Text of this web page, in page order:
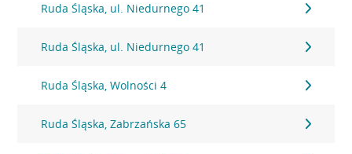
Ruda Śląska, ul. Niedurnego 41
Ruda Śląska, ul. Niedurnego 41
Ruda Śląska, Wolności 4
Ruda Śląska, Zabrzańska 65